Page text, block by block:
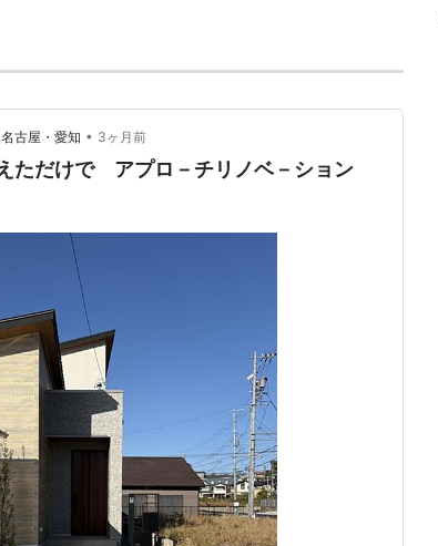
古屋・愛知 • 3ヶ月前
ただけで アプロ－チリノベ－ション